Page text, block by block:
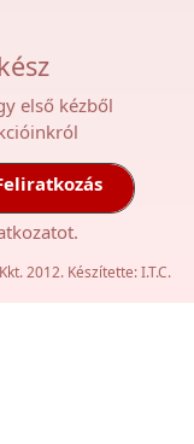
első kézből
ot.
2012. Készítette:I.T.C.